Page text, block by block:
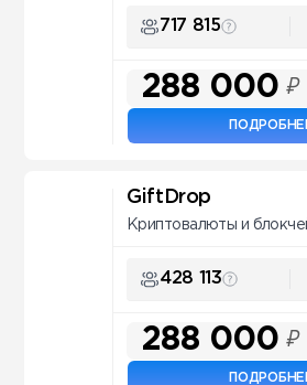
717 815
288 000 ₽
GiftDrop
Криптовалюты и
428 113
288 000 ₽